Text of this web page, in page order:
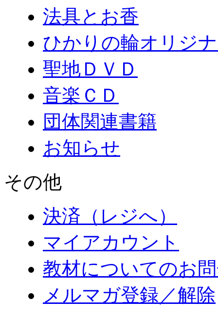
法具とお香
ひかりの輪オリジ
聖地ＤＶＤ
音楽ＣＤ
団体関連書籍
お知らせ
その他
決済（レジへ）
マイアカウント
教材についてのお
メルマガ登録／解除